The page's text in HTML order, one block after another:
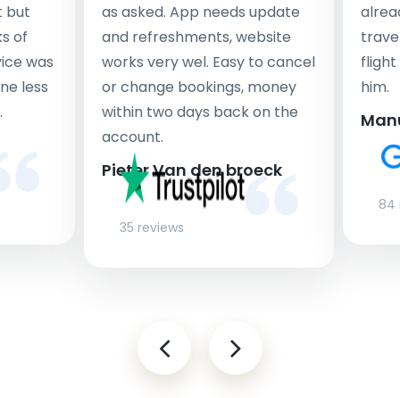
but
of
was
less
as asked. App needs update
and refreshments, website
works very wel. Easy to cancel
or change bookings, money
within two days back on the
account.
Pieter Van den broeck
35 reviews
flight
him.
84